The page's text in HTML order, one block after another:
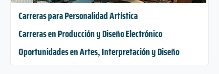
Carreras para Personalidad Artística
Carreras en Producción y Diseño Electrónico
Oportunidades en Artes, Interpretación y Diseño